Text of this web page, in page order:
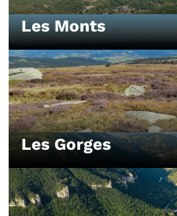
Les Monts
Les Gorges